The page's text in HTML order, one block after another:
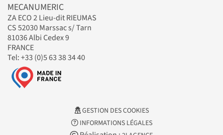
MECANUMERIC
ZA ECO 2 Lieu-dit RIEUMAS
CS 52030 Marssac s/ Tarn
81036 Albi Cedex 9
FRANCE
Tel: +33 (0)5 63 38 34 40
GESTION DES COOKIES
INFORMATIONS LÉGALES